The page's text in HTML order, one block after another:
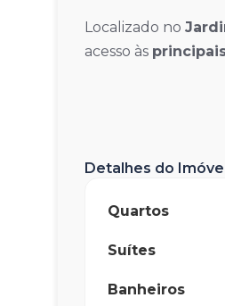
Localizado no
acesso às
Detalhes do
Quartos
Suítes
Banheiros